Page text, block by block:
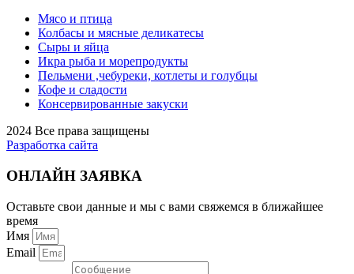
Мясо и птица
Колбасы и мясные деликатесы
Сыры и яйца
Икра рыба и морепродукты
Пельмени ,чебуреки, котлеты и голубцы
Кофе и сладости
Консервированные закуски
2024 Все права защищены
Разработка сайта
ОНЛАЙН ЗАЯВКА
Оставьте свои данные и мы с вами свяжемся в ближайшее
время
Имя
Email